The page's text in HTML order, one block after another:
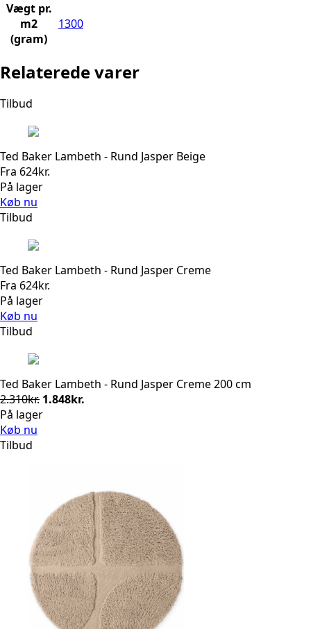
Vægt pr.
m2
(gram)
1300
Relaterede varer
Tilbud
Ted Baker Lambeth - Rund Jasper Beige
Fra 624kr.
På lager
Køb nu
Tilbud
Ted Baker Lambeth - Rund Jasper Creme
Fra 624kr.
På lager
Køb nu
Tilbud
Ted Baker Lambeth - Rund Jasper Creme 200 cm
2.310kr. Den
oprindelige
1.848kr.
På lager
Køb nu
Tilbud